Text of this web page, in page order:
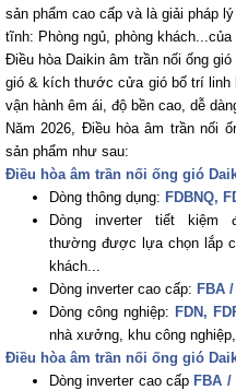
sản phẩm cao cấp và là giải pháp
tĩnh: Phòng ngủ, phòng
Điều hòa Daikin âm trần nối ống
gió & kích thước cửa gió bố trí linh
vận hành êm ái, độ bền cao, dễ
Năm 2026, Điều hòa âm trần nối
sản phẩm như sau:
Điều hòa âm trần nối ống gió
Dòng thông dụng: FDBNQ,
Dòng inverter tiết kiệm
thường được lựa chọn lắp
khách...
Dòng inverter cao cấp: FBA
Dòng công nghiệp: FDN,
nhà xưởng, khu công
Điều hòa âm trần nối ống gió
Dòng inverter cao cấp FBA /